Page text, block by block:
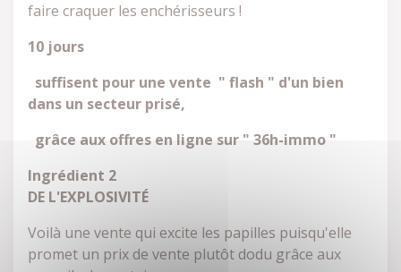
faire craquer les enchérisseurs !
10 jours
suffisent pour une vente " flash " d'un bien
dans un secteur prisé,
grâce aux offres en ligne sur " 36h-immo "
Ingrédient 2
DE L'EXPLOSIVITÉ
Voilà une vente qui excite les papilles puisqu'elle
promet un prix de vente plutôt dodu grâce aux